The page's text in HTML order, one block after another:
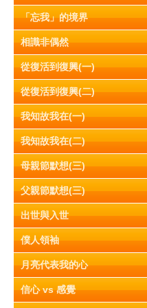
「忘我」的境界
相識非偶然
從復活到復興(一)
從復活到復興(二)
我知故我在(一)
我知故我在(二)
母親節默想(三)
父親節默想(三)
出世與入世
僕人領袖
月亮代表我的心
信心 vs 感覺